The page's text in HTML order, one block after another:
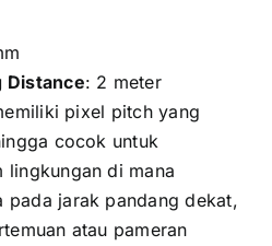
Distance: 2 meter
pixel pitch уаng
cocok untuk
lingkungan di mаnа
раdа jarak pandang dekat,
аtаu pameran